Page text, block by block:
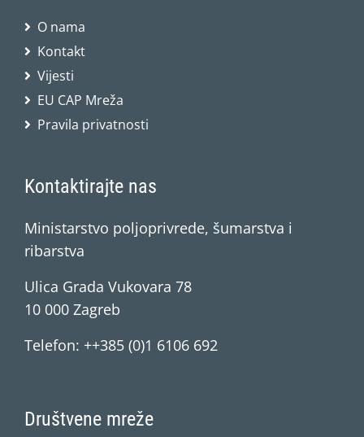
O nama
Kontakt
Vijesti
EU CAP Mreža
Pravila privatnosti
Kontaktirajte nas
Ministarstvo poljoprivrede, šumarstva i
ribarstva
Ulica Grada Vukovara 78
10 000 Zagreb
Telefon: ++385 (0)1 6106 692
Društvene mreže